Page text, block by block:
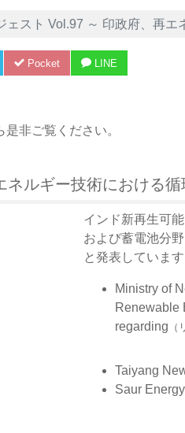
ェスト Vol.97 ～ 印政府、再
Pocket LINE
非ご覧ください。
ネルギー技術における
インド新再生可
および蓄電池分
と発表しています
Ministry of
Renewable
regarding
Taiyang
Saur Energy